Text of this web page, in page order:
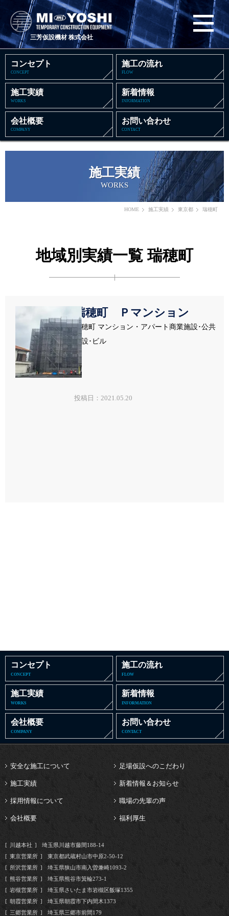
三芳仮設機材 株式会社
コンセプト
CONCEPT
施工の流れ
FLOW
施工実績
WORKS
新着情報
INFORMATION
会社概要
COMPANY
お問い合わせ
CONTACT
施工実績
WORKS
HOME 施工実績 東京都 瑞穂町
地域別実績一覧 瑞穂町
瑞穂町 Ｐマンション
瑞穂町 マンション・アパート商業施設･公共
施設･ビル
投稿日：2021.05.20
コンセプト
CONCEPT
施工の流れ
FLOW
施工実績
WORKS
新着情報
INFORMATION
会社概要
COMPANY
お問い合わせ
CONTACT
安全な施工について 足場仮設へのこだわり
施工実績 新着情報＆お知らせ
採用情報について 職場の先輩の声
会社概要 福利厚生
川越本社
埼玉県川越市藤間188-14
東京営業所
東京都武蔵村山市中原2-50-12
所沢営業所
埼玉県狭山市南入曽兼崎1093-2
熊谷営業所
埼玉県熊谷市箕輪273-1
岩槻営業所
埼玉県さいたま市岩槻区飯塚1355
朝霞営業所
埼玉県朝霞市下内間木1373
三郷営業所
埼玉県三郷市前間179